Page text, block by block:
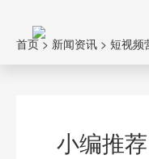
首页 > 新闻资讯 > 短视频
小编推